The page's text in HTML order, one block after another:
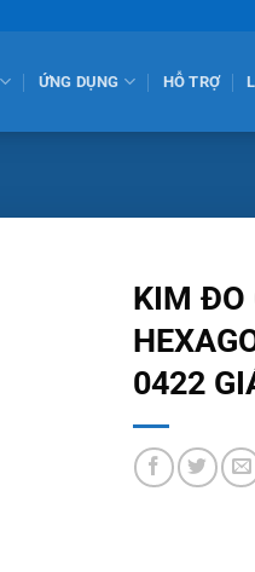
ỨNG DỤNG HỖ TRỢ
KIM ĐO
0422